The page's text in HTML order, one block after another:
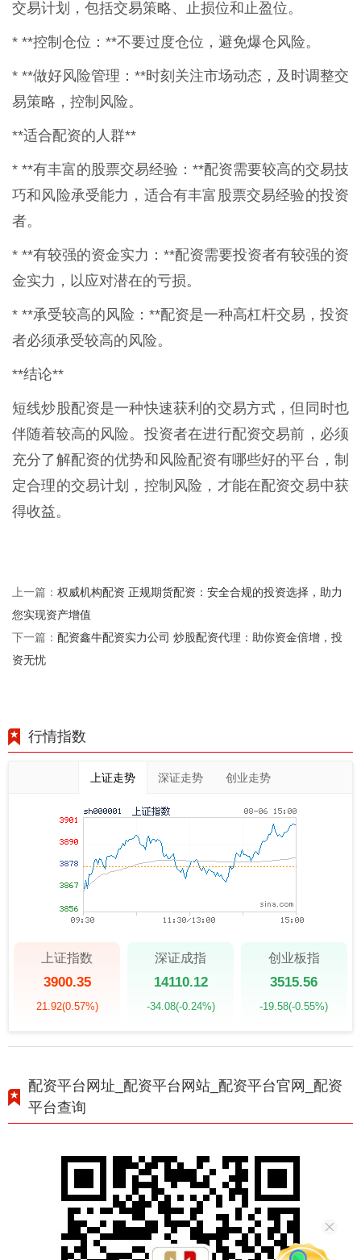
交易计划，包括交易策略、止损位和止盈位。
* **控制仓位：**不要过度仓位，避免爆仓风险。
* **做好风险管理：**时刻关注市场动态，及时调整交
易策略，控制风险。
**适合配资的人群**
* **有丰富的股票交易经验：**配资需要较高的交易技
巧和风险承受能力，适合有丰富股票交易经验的投资
者。
* **有较强的资金实力：**配资需要投资者有较强的资
金实力，以应对潜在的亏损。
* **承受较高的风险：**配资是一种高杠杆交易，投资
者必须承受较高的风险。
**结论**
短线炒股配资是一种快速获利的交易方式，但同时也
伴随着较高的风险。投资者在进行配资交易前，必须
充分了解配资的优势和风险配资有哪些好的平台，制
定合理的交易计划，控制风险，才能在配资交易中获
得收益。
上一篇： 权威机构配资 正规期货配资：安全合规的投资选择，助力
您实现资产增值
下一篇： 配资鑫牛配资实力公司 炒股配资代理：助你资金倍增，投
资无忧
行情指数
上证走势 深证走势 创业走势
上证指数
3900.35
21.92(0.57%)
深证成指
14110.12
-34.08(-0.24%)
创业板指
3515.56
-19.58(-0.55%)
配资平台网址_配资平台网站_配资平台官网_配资
平台查询